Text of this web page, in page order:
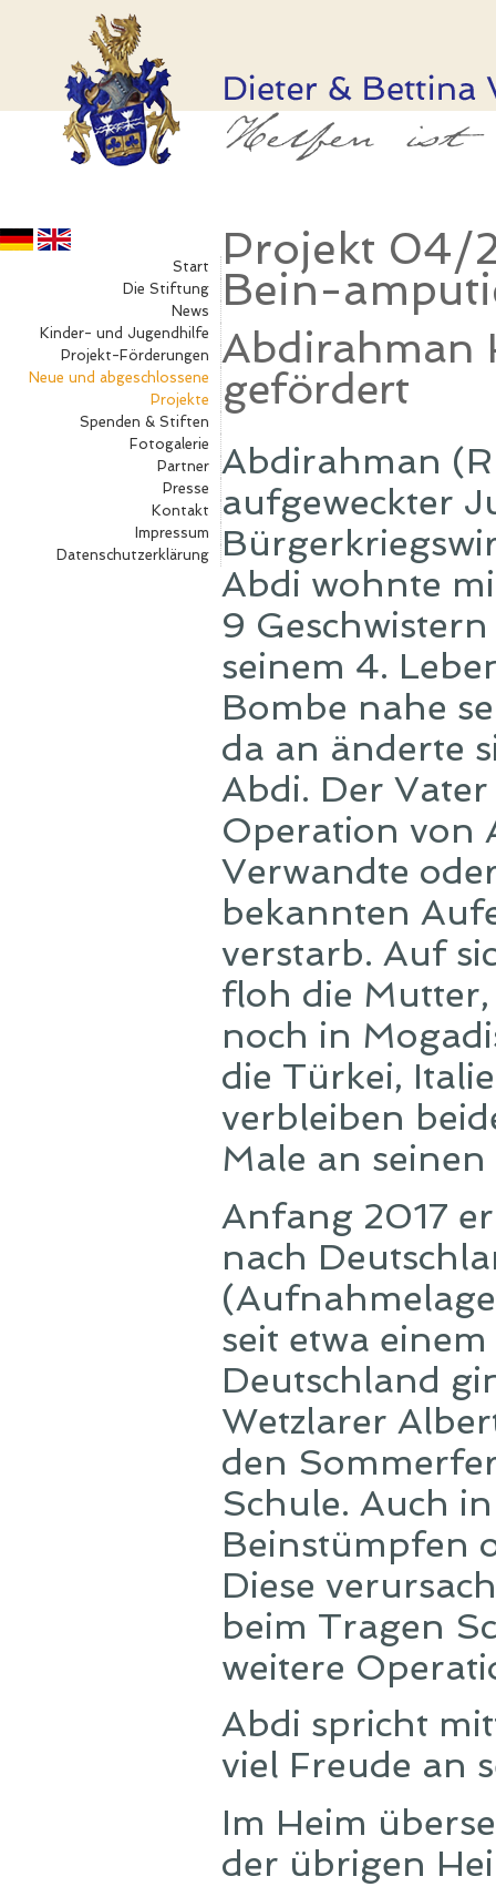
Start
Die Stiftung
News
Kinder- und Jugendhilfe
Projekt-Förderungen
Neue und abgeschlossene
Projekte
Spenden & Stiften
Fotogalerie
Partner
Presse
Kontakt
Impressum
Datenschutzerklärung
Projekt 04/
Bein-
Abdirahman
gefördert
Abdirahman
aufgeweckter
Abdi wohnte
9
seinem 4.
Bombe nahe
da an änderte
Abdi. Der
Operation von
Verwandte
bekannten
verstarb. Auf
floh die
noch in
die Türkei,
verbleiben
Male an
Anfang 2017
nach
seit etwa
Deutschland
Wetzlarer
den
Schule. Auch
Beinstümpfen
Diese
beim Tragen
weitere
Abdi spricht
viel Freude an
Im Heim
der übrigen